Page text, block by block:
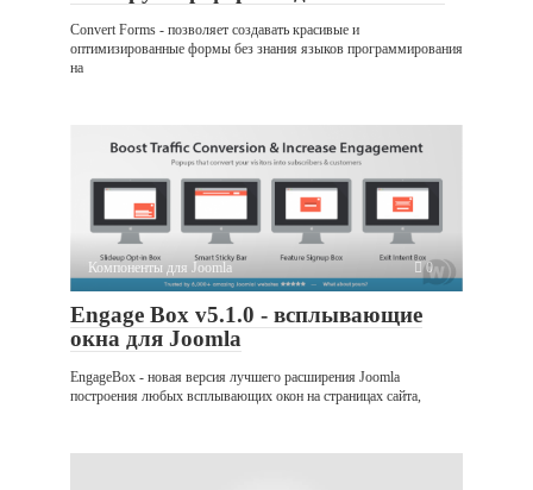
Convert Forms - позволяет создавать красивые и
оптимизированные формы без знания языков программирования
на
Компоненты для Joomla 0
Engage Box v5.1.0 - всплывающие
окна для Joomla
EngageBox - новая версия лучшего расширения Joomla
построения любых всплывающих окон на страницах сайта,